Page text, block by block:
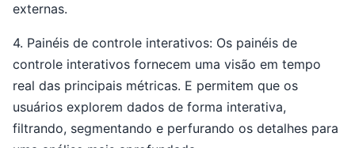
externas.
4. Painéis de controle interativos: Os painéis de
controle interativos fornecem uma visão em tempo
real das principais métricas. E permitem que os
usuários explorem dados de forma interativa,
filtrando, segmentando e perfurando os detalhes para